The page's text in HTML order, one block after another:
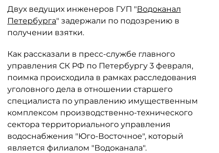
Двух ведущих инженеров ГУП "Водоканал
Петербурга" задержали по подозрению в
получении взятки.
Как рассказали в пресс-службе главного
управления СК РФ по Петербургу 3 февраля,
поимка происходила в рамках расследования
уголовного дела в отношении старшего
специалиста по управлению имущественным
комплексом производственно-технического
сектора территориального управления
водоснабжения "Юго-Восточное", который
является филиалом "Водоканала".